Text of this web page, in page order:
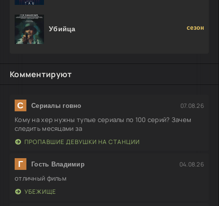
Убийца сезон
Комментируют
С Сериалы говно 07.08.26
Кому на хер нужны тупые сериалы по 100 серий? Зачем
следить месяцами за
ПРОПАВШИЕ ДЕВУШКИ НА СТАНЦИИ
Г Гость Владимир 04.08.26
отличный фильм
УБЕЖИЩЕ